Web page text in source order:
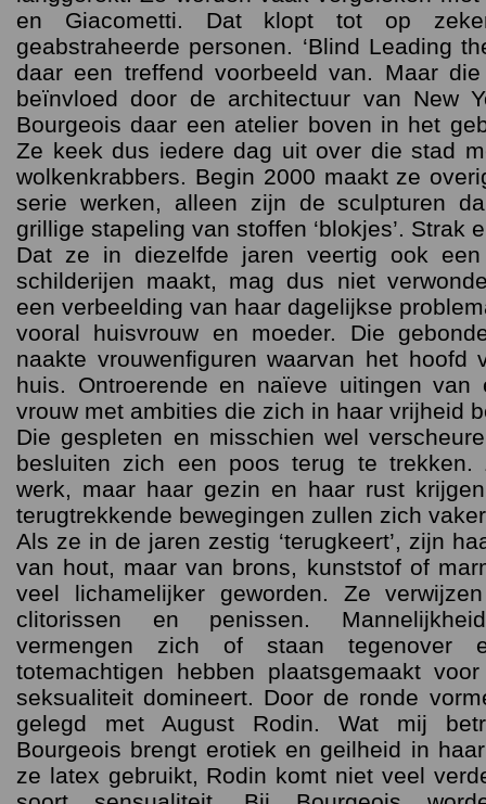
en Giacometti. Dat klopt tot op
geabstraheerde personen. ‘Blind Leading
daar een treffend voorbeeld van. Maar
beïnvloed door de architectuur van New
Bourgeois daar een atelier boven in het
Ze keek dus iedere dag uit over die stad
wolkenkrabbers. Begin 2000 maakt ze
serie werken, alleen zijn de sculpturen
grillige stapeling van stoffen ‘blokjes’. Strak
Dat ze in diezelfde jaren veertig ook een
schilderijen maakt, mag dus niet
een verbeelding van haar dagelijkse
vooral huisvrouw en moeder. Die
naakte vrouwenfiguren waarvan het hoofd
huis. Ontroerende en naïeve uitingen van
vrouw met ambities die zich in haar vrijheid
Die gespleten en misschien wel
besluiten zich een poos terug te trekken.
werk, maar haar gezin en haar rust
terugtrekkende bewegingen zullen zich
Als ze in de jaren zestig ‘terugkeert’, zijn
van hout, maar van brons, kunststof of
veel lichamelijker geworden. Ze
clitorissen en penissen.
vermengen zich of staan tegenover
totemachtigen hebben plaatsgemaakt
seksualiteit domineert. Door de ronde
gelegd met August Rodin. Wat mij
Bourgeois brengt erotiek en geilheid in
ze latex gebruikt, Rodin komt niet veel